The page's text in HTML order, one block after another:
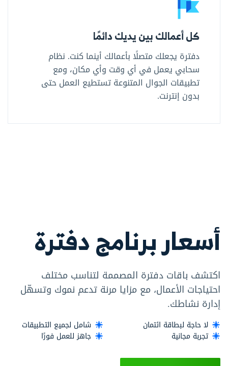
كل أعمالك بين يديك دائمًا
دفترة يجعلك متصلًا بأعمالك أينما كنت. نظام
سحابي يعمل في أي وقت وأي مكان، ومع
تطبيقات الجوال المتنوعة تستطيع العمل حتى
بدون إنترنت.
أسعار برنامج دفترة
اكتشف باقات دفترة المصممة لتناسب مختلف
احتياجات الأعمال، مع مزايا مرنة تدعم نموك وتسهّل
إدارة نشاطك.
تجربة مجانية
لا حاجة لبطاقة ائتمان
جاهز للعمل فورًا
شامل لجميع التطبيقات